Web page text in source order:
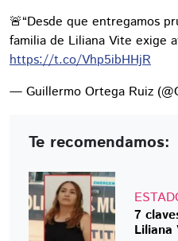
🚨“Desde que entregamos
familia de Liliana Vite exige
https://t.co/Vhp5ibHHjR
— Guillermo Ortega Ruiz
Te recomendamos:
7
Liliana